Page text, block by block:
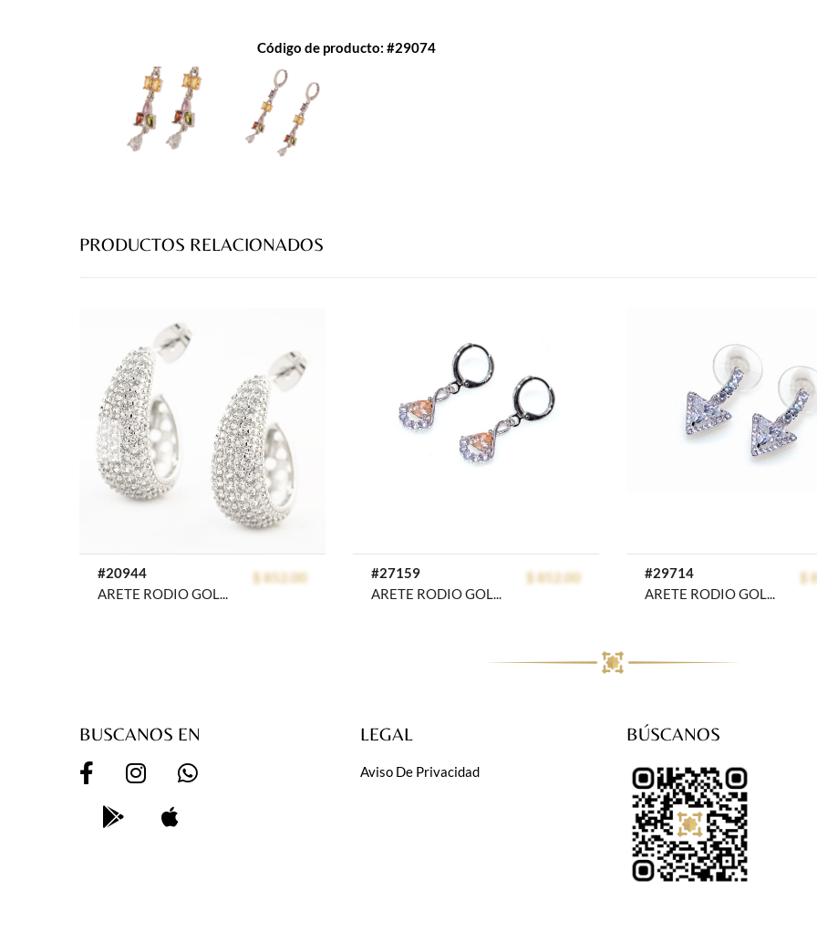
Código de producto: #29074
PRODUCTOS RELACIONADOS
#20944
$ 852.00
ARETE RODIO GOLDEN ROD
#27159
$ 852.00
ARETE RODIO GOLDEN ROD
#29714
$
ARETE RODIO GOLDEN ROD
prev
BUSCANOS EN LEGAL
Aviso De Privacidad
BÚSCANOS